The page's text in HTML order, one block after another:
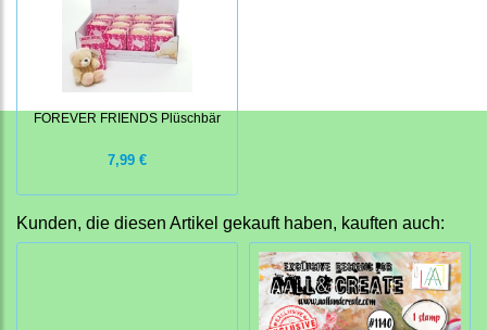
FOREVER FRIENDS Plüschbär
7,99 €
Kunden, die diesen Artikel gekauft haben, kauften auch: